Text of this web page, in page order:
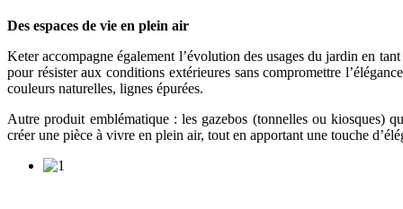
Des espaces de vie en plein air
Keter accompagne également l’évolution des usages du jardin en
pour résister aux conditions extérieures sans compromettre
couleurs naturelles, lignes épurées.
Autre produit emblématique : les gazebos (tonnelles ou kiosques)
créer une pièce à vivre en plein air, tout en apportant une touche